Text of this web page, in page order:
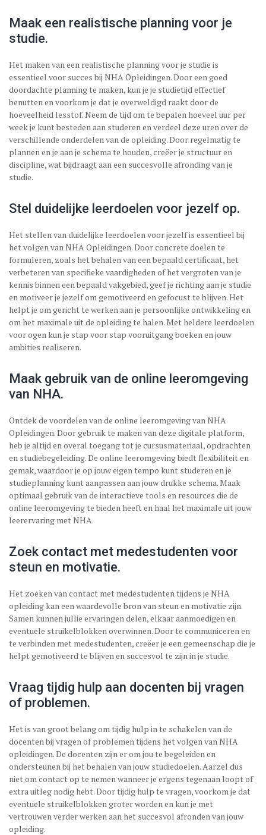
Maak een realistische planning voor je
studie.
Het maken van een realistische planning voor je studie is
essentieel voor succes bij NHA Opleidingen. Door een goed
doordachte planning te maken, kun je je studietijd effectief
benutten en voorkom je dat je overweldigd raakt door de
hoeveelheid lesstof. Neem de tijd om te bepalen hoeveel uur per
week je kunt besteden aan studeren en verdeel deze uren over de
verschillende onderdelen van de opleiding. Door regelmatig te
plannen en je aan je schema te houden, creëer je structuur en
discipline, wat bijdraagt aan een succesvolle afronding van je
studie.
Stel duidelijke leerdoelen voor jezelf op.
Het stellen van duidelijke leerdoelen voor jezelf is essentieel bij
het volgen van NHA Opleidingen. Door concrete doelen te
formuleren, zoals het behalen van een bepaald certificaat, het
verbeteren van specifieke vaardigheden of het vergroten van je
kennis binnen een bepaald vakgebied, geef je richting aan je studie
en motiveer je jezelf om gemotiveerd en gefocust te blijven. Het
helpt je om gericht te werken aan je persoonlijke ontwikkeling en
om het maximale uit de opleiding te halen. Met heldere leerdoelen
voor ogen kun je stap voor stap vooruitgang boeken en jouw
ambities realiseren.
Maak gebruik van de online leeromgeving
van NHA.
Ontdek de voordelen van de online leeromgeving van NHA
Opleidingen. Door gebruik te maken van deze digitale platform,
heb je altijd en overal toegang tot je cursusmateriaal, opdrachten
en studiebegeleiding. De online leeromgeving biedt flexibiliteit en
gemak, waardoor je op jouw eigen tempo kunt studeren en je
studieplanning kunt aanpassen aan jouw drukke schema. Maak
optimaal gebruik van de interactieve tools en resources die de
online leeromgeving te bieden heeft en haal het maximale uit jouw
leerervaring met NHA.
Zoek contact met medestudenten voor
steun en motivatie.
Het zoeken van contact met medestudenten tijdens je NHA
opleiding kan een waardevolle bron van steun en motivatie zijn.
Samen kunnen jullie ervaringen delen, elkaar aanmoedigen en
eventuele struikelblokken overwinnen. Door te communiceren en
te verbinden met medestudenten, creëer je een gemeenschap die je
helpt gemotiveerd te blijven en succesvol te zijn in je studie.
Vraag tijdig hulp aan docenten bij vragen
of problemen.
Het is van groot belang om tijdig hulp in te schakelen van de
docenten bij vragen of problemen tijdens het volgen van NHA
opleidingen. De docenten zijn er om jou te begeleiden en
ondersteunen bij het behalen van jouw studiedoelen. Aarzel dus
niet om contact op te nemen wanneer je ergens tegenaan loopt of
extra uitleg nodig hebt. Door tijdig hulp te vragen, voorkom je dat
eventuele struikelblokken groter worden en kun je met
vertrouwen verder werken aan het succesvol afronden van jouw
opleiding.